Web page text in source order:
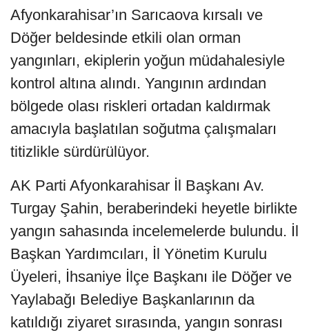
Afyonkarahisar’ın Sarıcaova kırsalı ve
Döğer beldesinde etkili olan orman
yangınları, ekiplerin yoğun müdahalesiyle
kontrol altına alındı. Yangının ardından
bölgede olası riskleri ortadan kaldırmak
amacıyla başlatılan soğutma çalışmaları
titizlikle sürdürülüyor.
AK Parti Afyonkarahisar İl Başkanı Av.
Turgay Şahin, beraberindeki heyetle birlikte
yangın sahasında incelemelerde bulundu. İl
Başkan Yardımcıları, İl Yönetim Kurulu
Üyeleri, İhsaniye İlçe Başkanı ile Döğer ve
Yaylabağı Belediye Başkanlarının da
katıldığı ziyaret sırasında, yangın sonrası